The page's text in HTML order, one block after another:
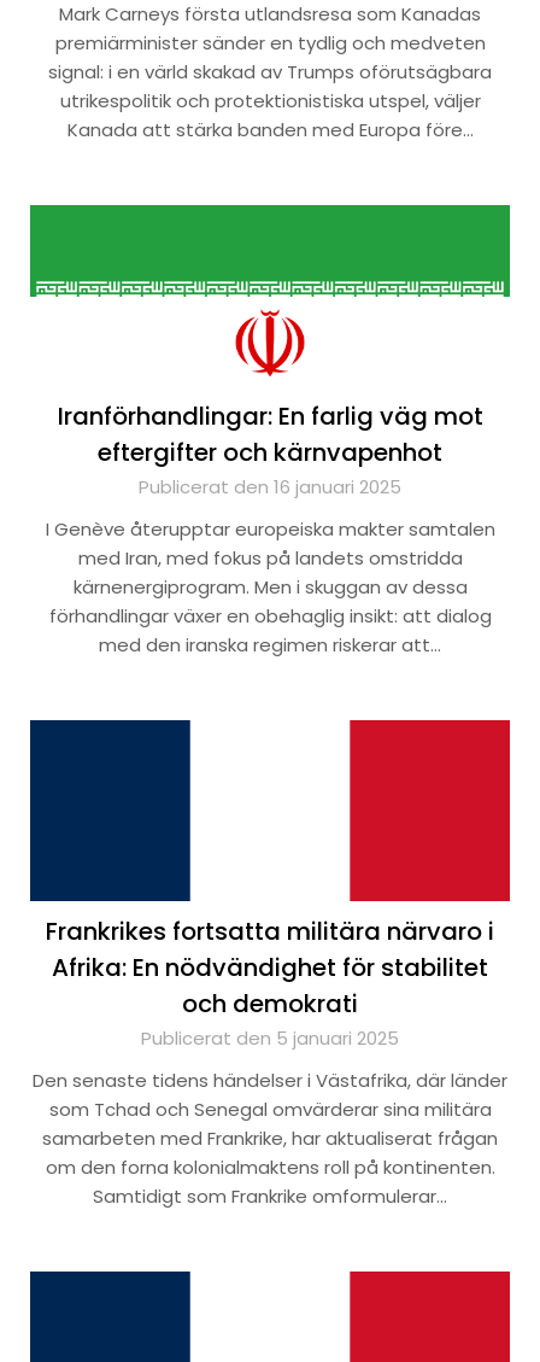
Mark Carneys första utlandsresa som Kanadas
premiärminister sänder en tydlig och medveten
signal: i en värld skakad av Trumps oförutsägbara
utrikespolitik och protektionistiska utspel, väljer
Kanada att stärka banden med Europa före…
Iranförhandlingar: En farlig väg mot
eftergifter och kärnvapenhot
Publicerat den 16 januari 2025
I Genève återupptar europeiska makter samtalen
med Iran, med fokus på landets omstridda
kärnenergiprogram. Men i skuggan av dessa
förhandlingar växer en obehaglig insikt: att dialog
med den iranska regimen riskerar att…
Frankrikes fortsatta militära närvaro i
Afrika: En nödvändighet för stabilitet
och demokrati
Publicerat den 5 januari 2025
Den senaste tidens händelser i Västafrika, där länder
som Tchad och Senegal omvärderar sina militära
samarbeten med Frankrike, har aktualiserat frågan
om den forna kolonialmaktens roll på kontinenten.
Samtidigt som Frankrike omformulerar…